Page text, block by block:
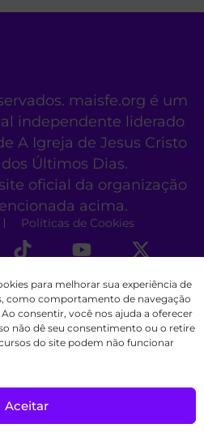
para melhorar sua experiência de
como comportamento de navegação
consentir, você nos ajuda a oferecer
não dê seu consentimento ou o retire
do site podem não funcionar
Aceitar
maisfe.org é um
independente liderado
A Igreja de Jesus Cristo
Últimos Dias.
oficial da organização
acima.
Políticas de Cookies